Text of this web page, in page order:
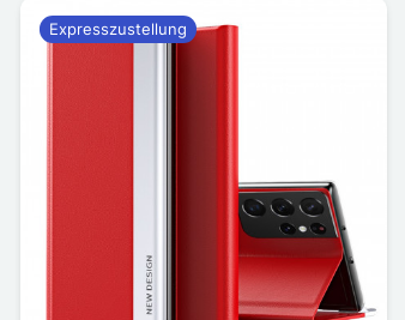
Expresszustellung